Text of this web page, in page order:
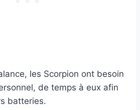
les Scorpion ont besoin
de temps à eux afin
batteries.